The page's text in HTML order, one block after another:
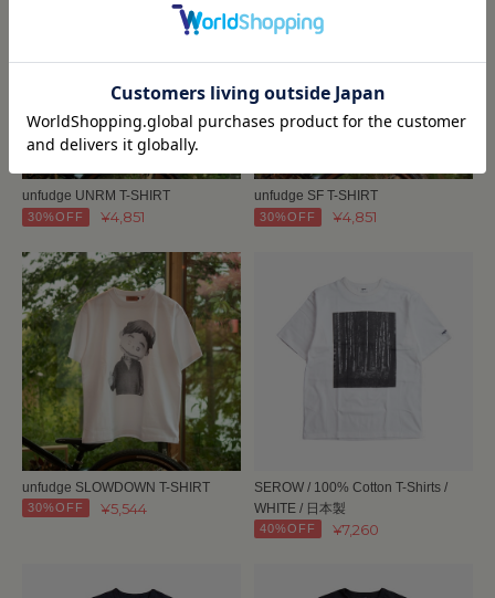
unfudge UNRM T-SHIRT
30%OFF ¥4,851
unfudge SF T-SHIRT
30%OFF ¥4,851
unfudge SLOWDOWN T-SHIRT
30%OFF ¥5,544
SEROW / 100% Cotton T-Shirts /
WHITE / 日本製
40%OFF ¥7,260